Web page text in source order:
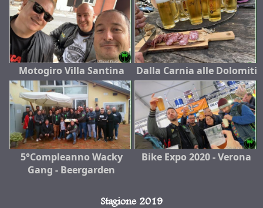
Motogiro Villa Santina Dalla Carnia alle Dolomiti
5°Compleanno Wacky
Gang - Beergarden
Bike Expo 2020 - Verona
Stagione 2019